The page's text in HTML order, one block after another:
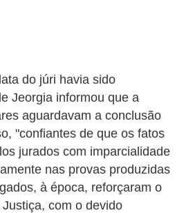
do júri havia sido
Jeorgia informou que a
aguardavam a conclusão
"confiantes de que os fatos
jurados com imparcialidade
nas provas produzidas
à época, reforçaram o
com o devido